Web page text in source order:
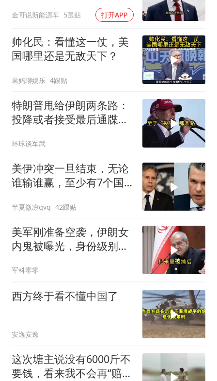
金哥说新能源车 5跟贴 打开APP
帅化民：看懂这一仗，美
国哪里还是无敌天下？
果妈聊娱乐 4跟贴
特朗普甩给伊朗两条路：
投降或者接受最后通牒，
打下美军一架无人机
环球谈军武
美伊冲突一旦结束，无论
谁输谁赢，至少有7个国
半夏微凉qvq 42跟贴
美军刚准备空袭，伊朗女
内鬼被曝光，身份级别很
军科零零
西方终于看不懂中国了
安逸安逸
这次塘主说没有6000斤不
要钱，看来我不会再“赔